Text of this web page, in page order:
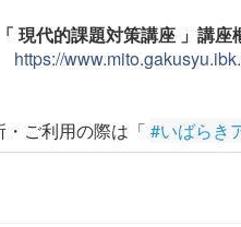
代的課題対策講座 」講座
https://
・ご利用の際は「 #いばらき